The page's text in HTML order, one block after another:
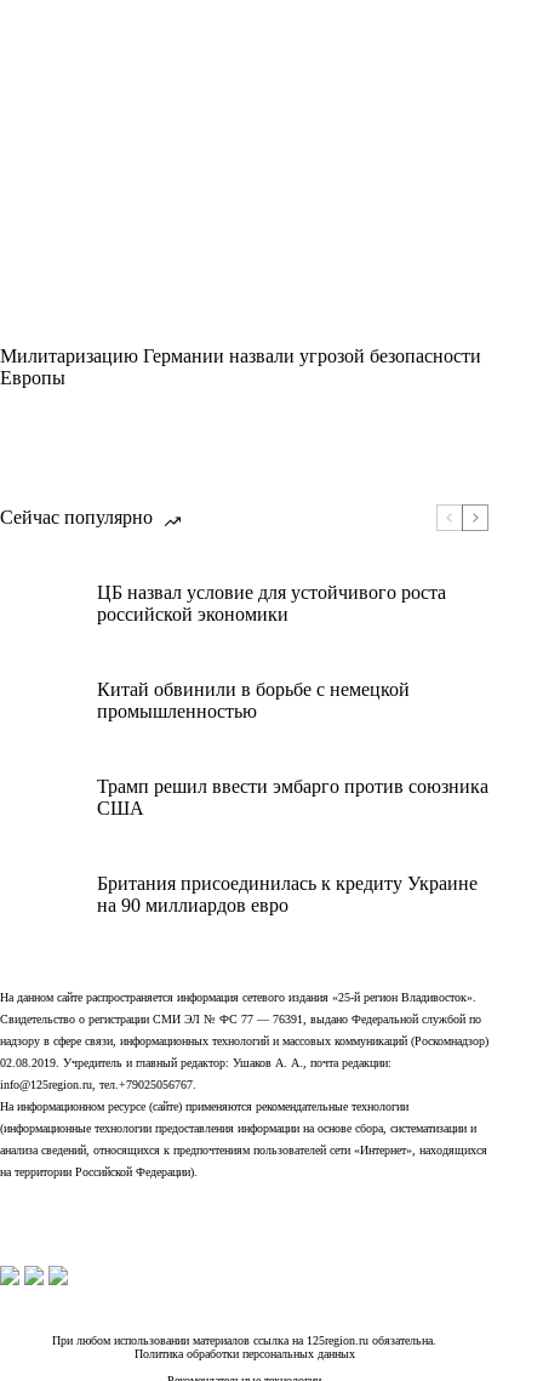
Милитаризацию Германии назвали угрозой безопасности
Европы
Сейчас популярно
ЦБ назвал условие для устойчивого роста
российской экономики
Китай обвинили в борьбе с немецкой
промышленностью
Трамп решил ввести эмбарго против союзника
США
Британия присоединилась к кредиту Украине
на 90 миллиардов евро
На данном сайте распространяется информация сетевого издания «25-й регион Владивосток».
Свидетельство о регистрации СМИ ЭЛ № ФС 77 — 76391, выдано Федеральной службой по
надзору в сфере связи, информационных технологий и массовых коммуникаций (Роскомнадзор)
02.08.2019. Учредитель и главный редактор: Ушаков А. А., почта редакции:
info@125region.ru, тел.+79025056767.
На информационном ресурсе (сайте) применяются рекомендательные технологии
(информационные технологии предоставления информации на основе сбора, систематизации и
анализа сведений, относящихся к предпочтениям пользователей сети «Интернет», находящихся
на территории Российской Федерации).
При любом использовании материалов ссылка на 125region.ru обязательна.
Политика обработки персональных данных